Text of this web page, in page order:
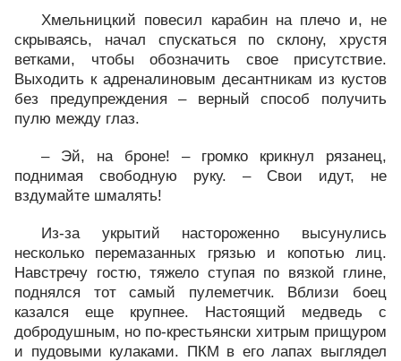
Хмельницкий повесил карабин на плечо и, не
скрываясь, начал спускаться по склону, хрустя
ветками, чтобы обозначить свое присутствие.
Выходить к адреналиновым десантникам из кустов
без предупреждения – верный способ получить
пулю между глаз.
– Эй, на броне! – громко крикнул рязанец,
поднимая свободную руку. – Свои идут, не
вздумайте шмалять!
Из-за укрытий настороженно высунулись
несколько перемазанных грязью и копотью лиц.
Навстречу гостю, тяжело ступая по вязкой глине,
поднялся тот самый пулеметчик. Вблизи боец
казался еще крупнее. Настоящий медведь с
добродушным, но по-крестьянски хитрым прищуром
и пудовыми кулаками. ПКМ в его лапах выглядел